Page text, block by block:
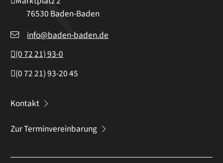
76530 Baden-Baden
info@baden-baden.de
(07221) 93-0
(07221) 93-2045
Kontakt
Zur Terminvereinbarung